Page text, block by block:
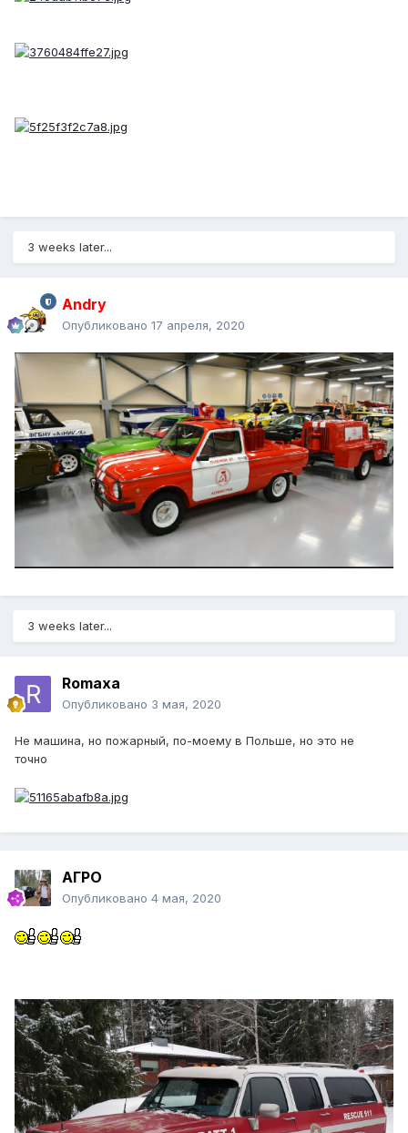
3 weeks later...
Andry
Опубликовано 17 апреля, 2020
3 weeks later...
Romaxa
Опубликовано 3 мая, 2020
Не машина, но пожарный, по-моему в Польше, но это не
точно
АГРО
Опубликовано 4 мая, 2020